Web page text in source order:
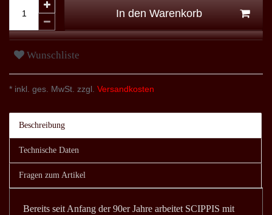
In den Warenkorb
Wunschliste
* inkl. ges. MwSt. zzgl. Versandkosten
Beschreibung
Technische Daten
Fragen zum Artikel
Bereits seit Anfang der 90er Jahre arbeitet SCIPPIS mit